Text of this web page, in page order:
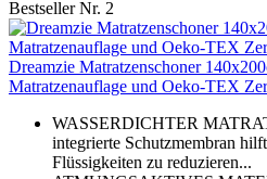
Bestseller Nr. 2
Dreamzie Matratzenschoner
Matratzenauflage und Oeko-TEX
WASSERDICHTER
integrierte Schutzmembran
Flüssigkeiten zu reduzieren...